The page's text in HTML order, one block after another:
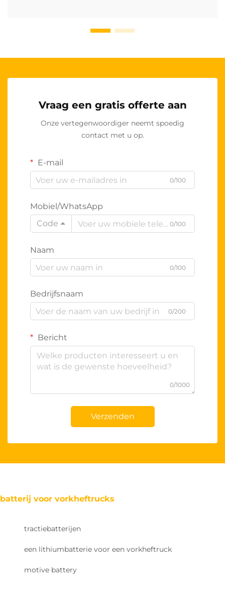
Vraag een gratis offerte aan
Onze vertegenwoordiger neemt spoedig
contact met u op.
E-mail
0/100
Mobiel/WhatsApp
Code
0/100
Naam
0/100
Bedrijfsnaam
0/200
Bericht
0/1000
Verzenden
batterij voor vorkheftrucks
tractiebatterijen
een lithiumbatterie voor een vorkheftruck
motive battery